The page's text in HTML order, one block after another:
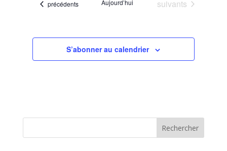
Évènements
précédents Aujourd’hui Évènements
suivants
S’abonner au calendrier